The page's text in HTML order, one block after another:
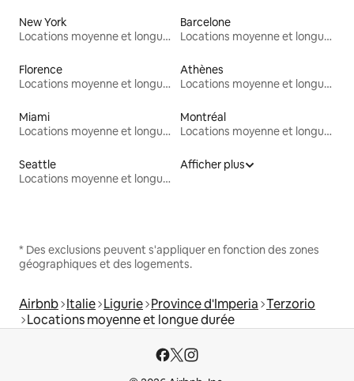
New York
Locations moyenne et longue durée
Barcelone
Locations moyenne et longue durée
Florence
Locations moyenne et longue durée
Athènes
Locations moyenne et longue durée
Miami
Locations moyenne et longue durée
Montréal
Locations moyenne et longue durée
Seattle
Locations moyenne et longue durée
Afficher plus
* Des exclusions peuvent s'appliquer en fonction des zones
géographiques et des logements.
Airbnb Italie Ligurie Province d'Imperia Terzorio
Locations moyenne et longue durée